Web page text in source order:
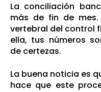
La conciliación
más de fin de
vertebral del control
ella, tus números
de certezas.
La buena noticia es
hace que este